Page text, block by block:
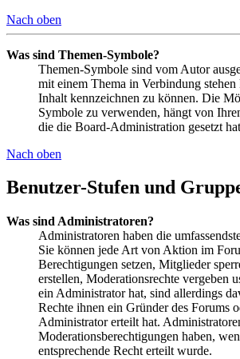
Nach oben
Was sind Themen-Symbole?
Themen-Symbole sind vom Autor
mit einem Thema in Verbindung stehen
Inhalt kennzeichnen zu können. Die
Symbole zu verwenden, hängt von
die die Board-Administration gesetzt
Nach oben
Benutzer-Stufen und
Was sind Administratoren?
Administratoren haben die
Sie können jede Art von Aktion im
Berechtigungen setzen, Mitglieder
erstellen, Moderationsrechte vergeben
ein Administrator hat, sind allerdings
Rechte ihnen ein Gründer des Forums
Administrator erteilt hat.
Moderationsberechtigungen haben,
entsprechende Recht erteilt wurde.